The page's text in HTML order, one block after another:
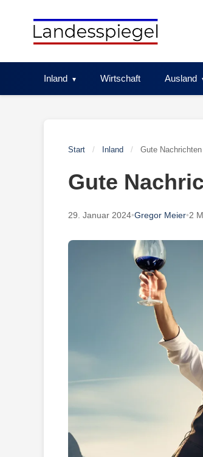
Inland Wirtschaft Ausland
Start / Inland / Gute
Gute
29. Januar 2024•Gregor Meier•2